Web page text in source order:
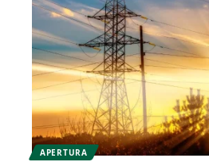
APERTURA